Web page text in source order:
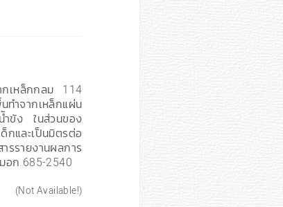
กเหล็กกลม 114
ำจากเหล็กแผ่น
ขัง ในส่วนของ
กและเป็นมิตรต่อ
รายงานผลการ
อก.685-2540
(Not Available!)